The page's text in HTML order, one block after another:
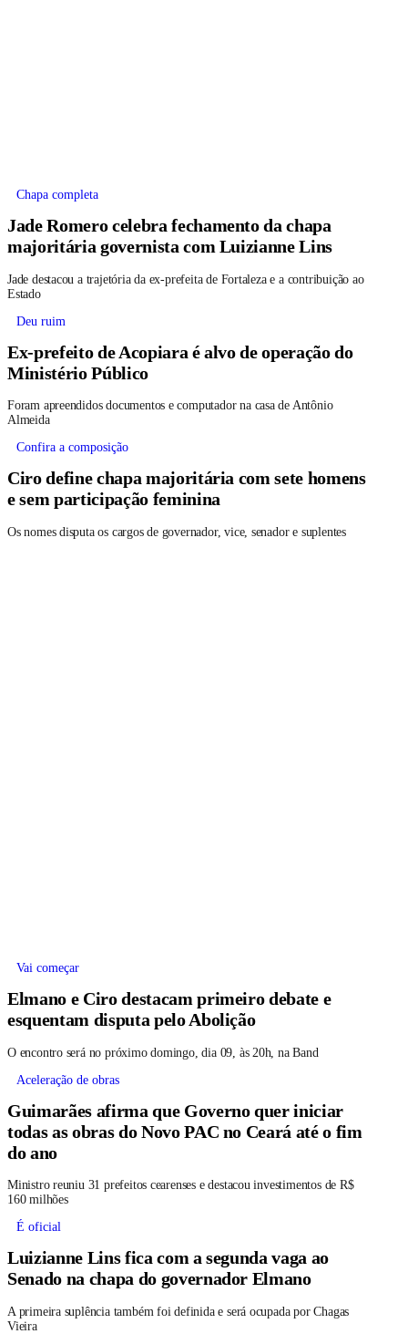
Chapa completa
Jade Romero celebra fechamento da chapa
majoritária governista com Luizianne Lins
Jade destacou a trajetória da ex-prefeita de Fortaleza e a contribuição ao
Estado
Deu ruim
Ex-prefeito de Acopiara é alvo de operação do
Ministério Público
Foram apreendidos documentos e computador na casa de Antônio
Almeida
Confira a composição
Ciro define chapa majoritária com sete homens
e sem participação feminina
Os nomes disputa os cargos de governador, vice, senador e suplentes
Vai começar
Elmano e Ciro destacam primeiro debate e
esquentam disputa pelo Abolição
O encontro será no próximo domingo, dia 09, às 20h, na Band
Aceleração de obras
Guimarães afirma que Governo quer iniciar
todas as obras do Novo PAC no Ceará até o fim
do ano
Ministro reuniu 31 prefeitos cearenses e destacou investimentos de R$
160 milhões
É oficial
Luizianne Lins fica com a segunda vaga ao
Senado na chapa do governador Elmano
A primeira suplência também foi definida e será ocupada por Chagas
Vieira